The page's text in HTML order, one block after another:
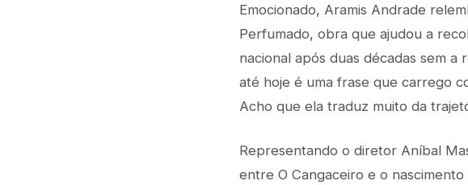
Emocionado, Aramis Andrade
Perfumado, obra que ajudou a
nacional após duas décadas sem a
até hoje é uma frase que carrego
Acho que ela traduz muito da
Representando o diretor Aníbal
entre O Cangaceiro e o